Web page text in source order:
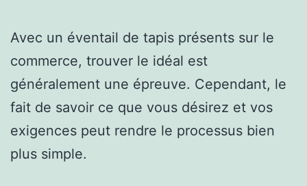
Avec un éventail de tapis présents sur le
commerce, trouver le idéal est
généralement une épreuve. Cependant, le
fait de savoir ce que vous désirez et vos
exigences peut rendre le processus bien
plus simple.